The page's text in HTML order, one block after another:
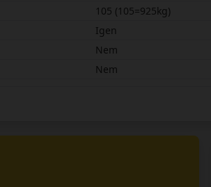
105 (105=925kg)
Igen
Nem
Nem